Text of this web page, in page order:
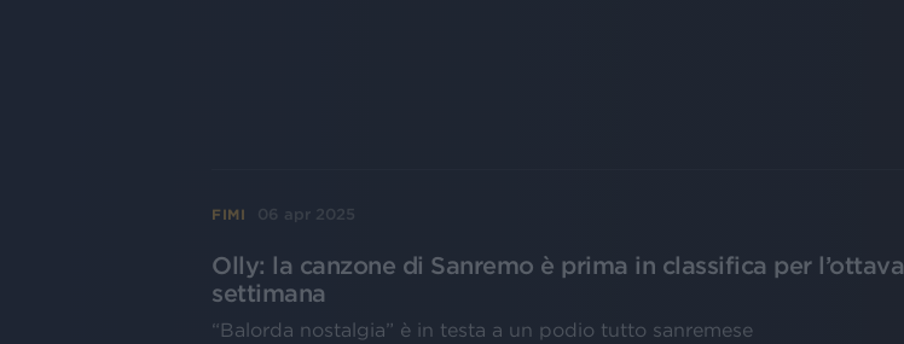
FIMI 06 apr 2025
Olly: la canzone di Sanremo è prima in classifica per l’ottava
settimana
“Balorda nostalgia” è in testa a un podio tutto sanremese